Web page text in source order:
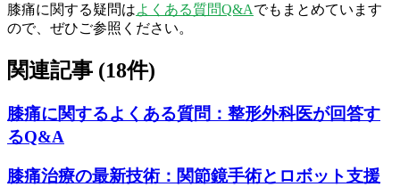
膝痛に関する疑問はよくある質問Q&Aでもまとめています
ので、ぜひご参照ください。
関連記事 (18件)
膝痛に関するよくある質問：整形外科医が回答す
るQ&A
膝痛治療の最新技術：関節鏡手術とロボット支援